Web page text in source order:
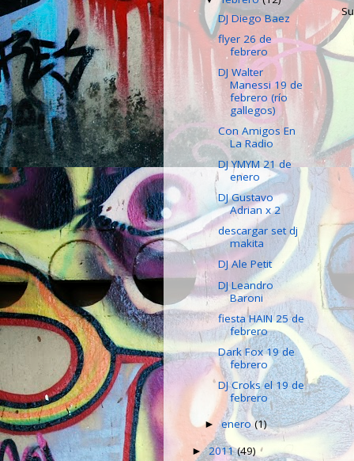
DJ Diego Baez
flyer 26 de
febrero
DJ Walter
Manessi 19 de
febrero (río
gallegos)
Con Amigos En
La Radio
DJ YMYM 21 de
enero
DJ Gustavo
Adrian x 2
descargar set dj
makita
DJ Ale Petit
DJ Leandro
Baroni
fiesta HAIN 25 de
febrero
Dark Fox 19 de
febrero
DJ Croks el 19 de
febrero
►enero(1)
►2011(49)